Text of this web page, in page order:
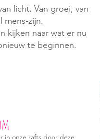
licht. Van groei, van
mens-zijn.
kijken naar wat er nu
te beginnen.
in onze rafts door deze